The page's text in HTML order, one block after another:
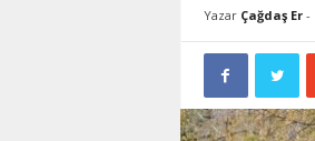
Yazar Çağdaş Er-